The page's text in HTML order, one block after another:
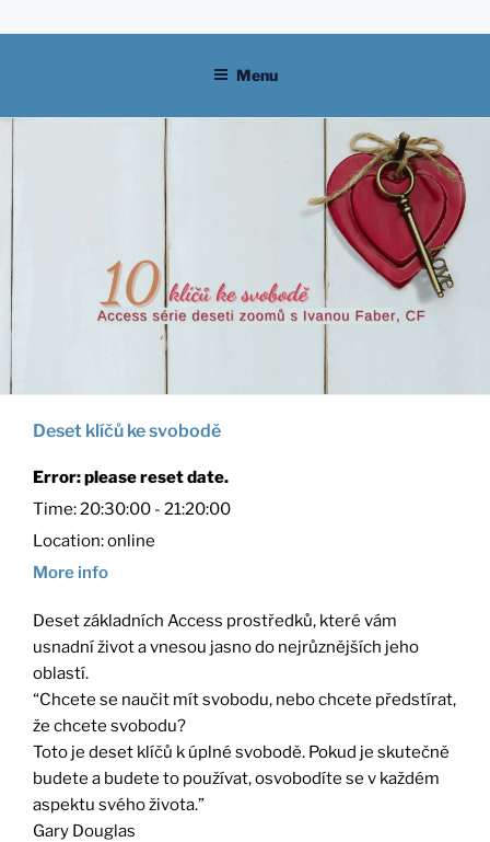
to
Menu
Deset klíčů ke svobodě
Error: please reset date.
Time:20:30:00 - 21:20:00
Location:online
More info
Deset základních Access prostředků, které vám
usnadní život a vnesou jasno do nejrůznějších jeho
oblastí.
“Chcete se naučit mít svobodu, nebo chcete předstírat,
že chcete svobodu?
Toto je deset klíčů k úplné svobodě. Pokud je skutečně
budete a budete to používat, osvobodíte se v každém
aspektu svého života.”
Gary Douglas